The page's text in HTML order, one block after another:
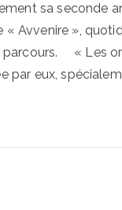
sa seconde
Avvenire »,
parcours. « Les
par eux,